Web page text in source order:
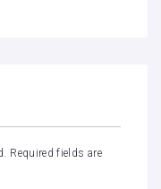
Required fields are